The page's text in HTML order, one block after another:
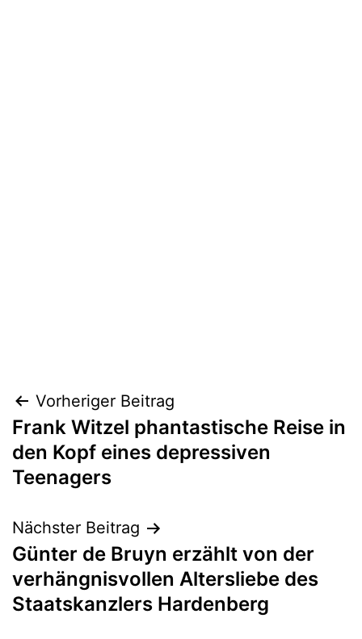
Beitragsnavigation
Vorheriger Beitrag
Frank Witzel phantastische Reise in
den Kopf eines depressiven
Teenagers
Nächster Beitrag
Günter de Bruyn erzählt von der
verhängnisvollen Altersliebe des
Staatskanzlers Hardenberg